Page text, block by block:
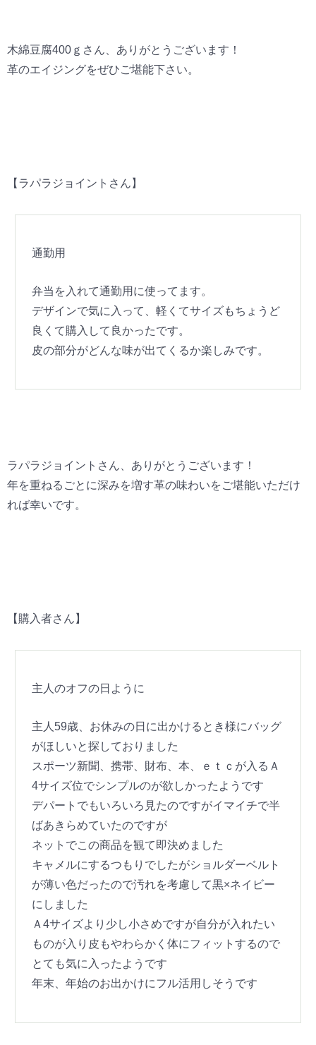
木綿豆腐400ｇさん、ありがとうございます！
革のエイジングをぜひご堪能下さい。
【ラパラジョイントさん】
通勤用
弁当を入れて通勤用に使ってます。
デザインで気に入って、軽くてサイズもちょうど
良くて購入して良かったです。
皮の部分がどんな味が出てくるか楽しみです。
ラパラジョイントさん、ありがとうございます！
年を重ねるごとに深みを増す革の味わいをご堪能いただけ
れば幸いです。
【購入者さん】
主人のオフの日ように
主人59歳、お休みの日に出かけるとき様にバッグ
がほしいと探しておりました
スポーツ新聞、携帯、財布、本、ｅｔｃが入るＡ
4サイズ位でシンプルのが欲しかったようです
デパートでもいろいろ見たのですがイマイチで半
ばあきらめていたのですが
ネットでこの商品を観て即決めました
キャメルにするつもりでしたがショルダーベルト
が薄い色だったので汚れを考慮して黒×ネイビー
にしました
Ａ4サイズより少し小さめですが自分が入れたい
ものが入り皮もやわらかく体にフィットするので
とても気に入ったようです
年末、年始のお出かけにフル活用しそうです